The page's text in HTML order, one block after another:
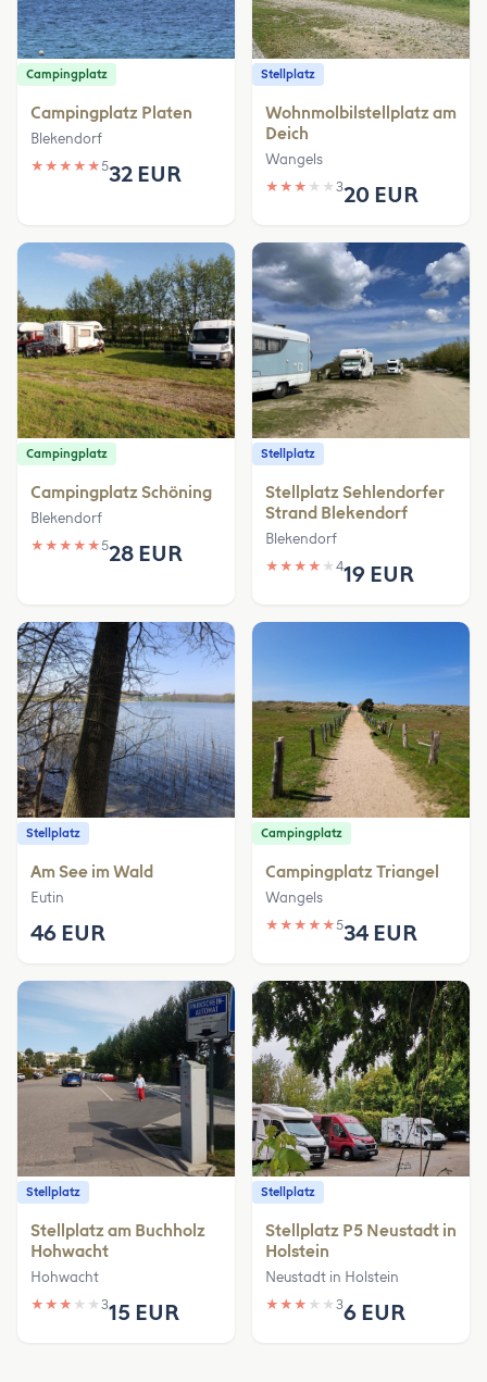
Campingplatz
Campingplatz Platen
Blekendorf
★ ★ ★ ★ ★532 EUR
Stellplatz
Wohnmolbilstellplatz am
Deich
Wangels
★ ★ ★ ★ ★ 320 EUR
Campingplatz
Campingplatz Schöning
Blekendorf
★ ★ ★ ★ ★528 EUR
Stellplatz
Stellplatz Sehlendorfer
Strand Blekendorf
Blekendorf
★ ★ ★ ★ ★ 419 EUR
Stellplatz
Am See im Wald
Eutin
46 EUR
Campingplatz
Campingplatz Triangel
Wangels
★ ★ ★ ★ ★534 EUR
Stellplatz
Stellplatz am Buchholz
Hohwacht
Hohwacht
★ ★ ★ ★ ★ 315 EUR
Stellplatz
Stellplatz P5 Neustadt in
Holstein
Neustadt in Holstein
★ ★ ★ ★ ★ 36 EUR